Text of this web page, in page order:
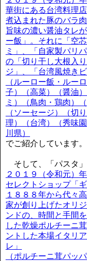
華街にある台湾料理
煮込まれた豚のバラ
旨味の濃い醤油タレ
ー飯」。それに「空
ミ」、「自家製パリ
の「切り干し大根入
ジ」、「台湾風焼きビ
（ルーロー飯・ルー
子）（高菜）（醤油
ミ）（鳥肉・鶏肉）
（ソーセージ）（切
理）（台湾）（秀味
川県）
でご紹介しています。
そして、「パスタ」
２０１９（令和元）
セレクトショップ「
１８８８年から代々
家が創り上げたオリ
ンドの、時間と手間
した乾燥ポルチーニ
ントした本場イタリ
レ」
（ポルチーニ茸パッ